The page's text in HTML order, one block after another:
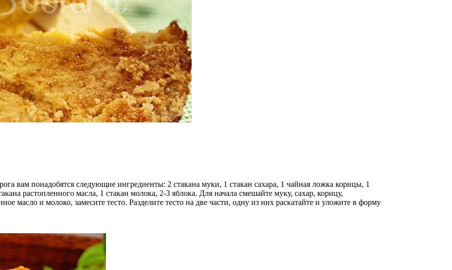
вам понадобятся следующие ингредиенты: 2 стакана муки, 1 стакан сахара, 1 чайная ложка корицы, 1
растопленного масла, 1 стакан молока, 2-3 яблока. Для начала смешайте муку, сахар, корицу,
масло и молоко, замесите тесто. Разделите тесто на две части, одну из них раскатайте и уложите в форму